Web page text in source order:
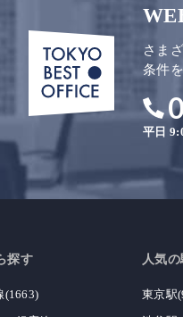
さま
条件
平日
探す
(1663)
人気
東京駅